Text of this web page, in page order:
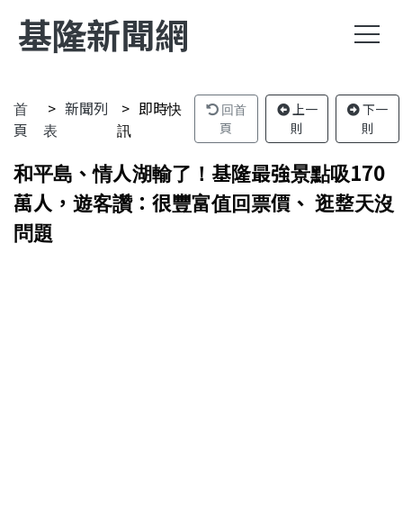
基隆新聞網
首
頁
新聞列
表
即時快
訊
回首
頁
上一
則
下一
則
和平島、情人湖輸了！基隆最強景點吸170
萬人，遊客讚：很豐富值回票價、 逛整天沒
問題